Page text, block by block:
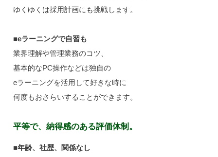
ゆくゆくは採用計画にも挑戦します。
■eラーニングで自習も
業界理解や管理業務のコツ、
基本的なPC操作などは独自の
eラーニングを活用して好きな時に
何度もおさらいすることができます。
平等で、納得感のある評価体制。
■年齢、社歴、関係なし